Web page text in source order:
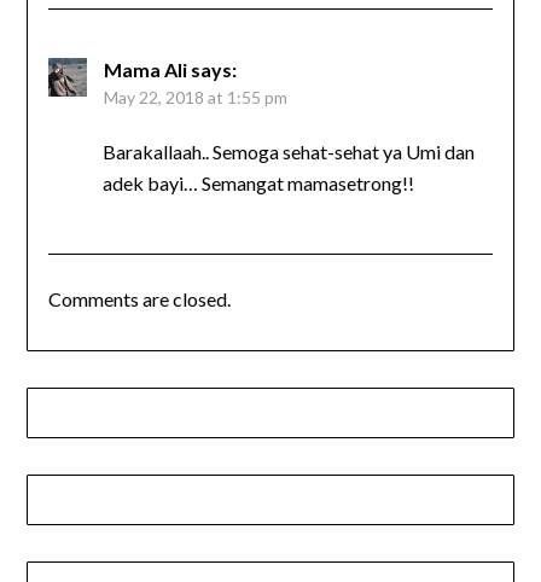
Mama Ali says:
May 22, 2018 at 1:55 pm
Barakallaah.. Semoga sehat-sehat ya Umi dan
adek bayi… Semangat mamasetrong!!
Comments are closed.